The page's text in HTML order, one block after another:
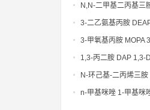
Bis(3-aminopropyl)-
No10563-26-5
N,N-二甲基二丙基三
diamine CAS
3-二乙氨基丙胺
3-甲氧基丙胺 MOPA
1,3-丙二胺 DAP 1,3-
No 109-76-2
N-环己基-二丙烯三
Methoxypropylamine
n-甲基咪唑 1-甲基咪